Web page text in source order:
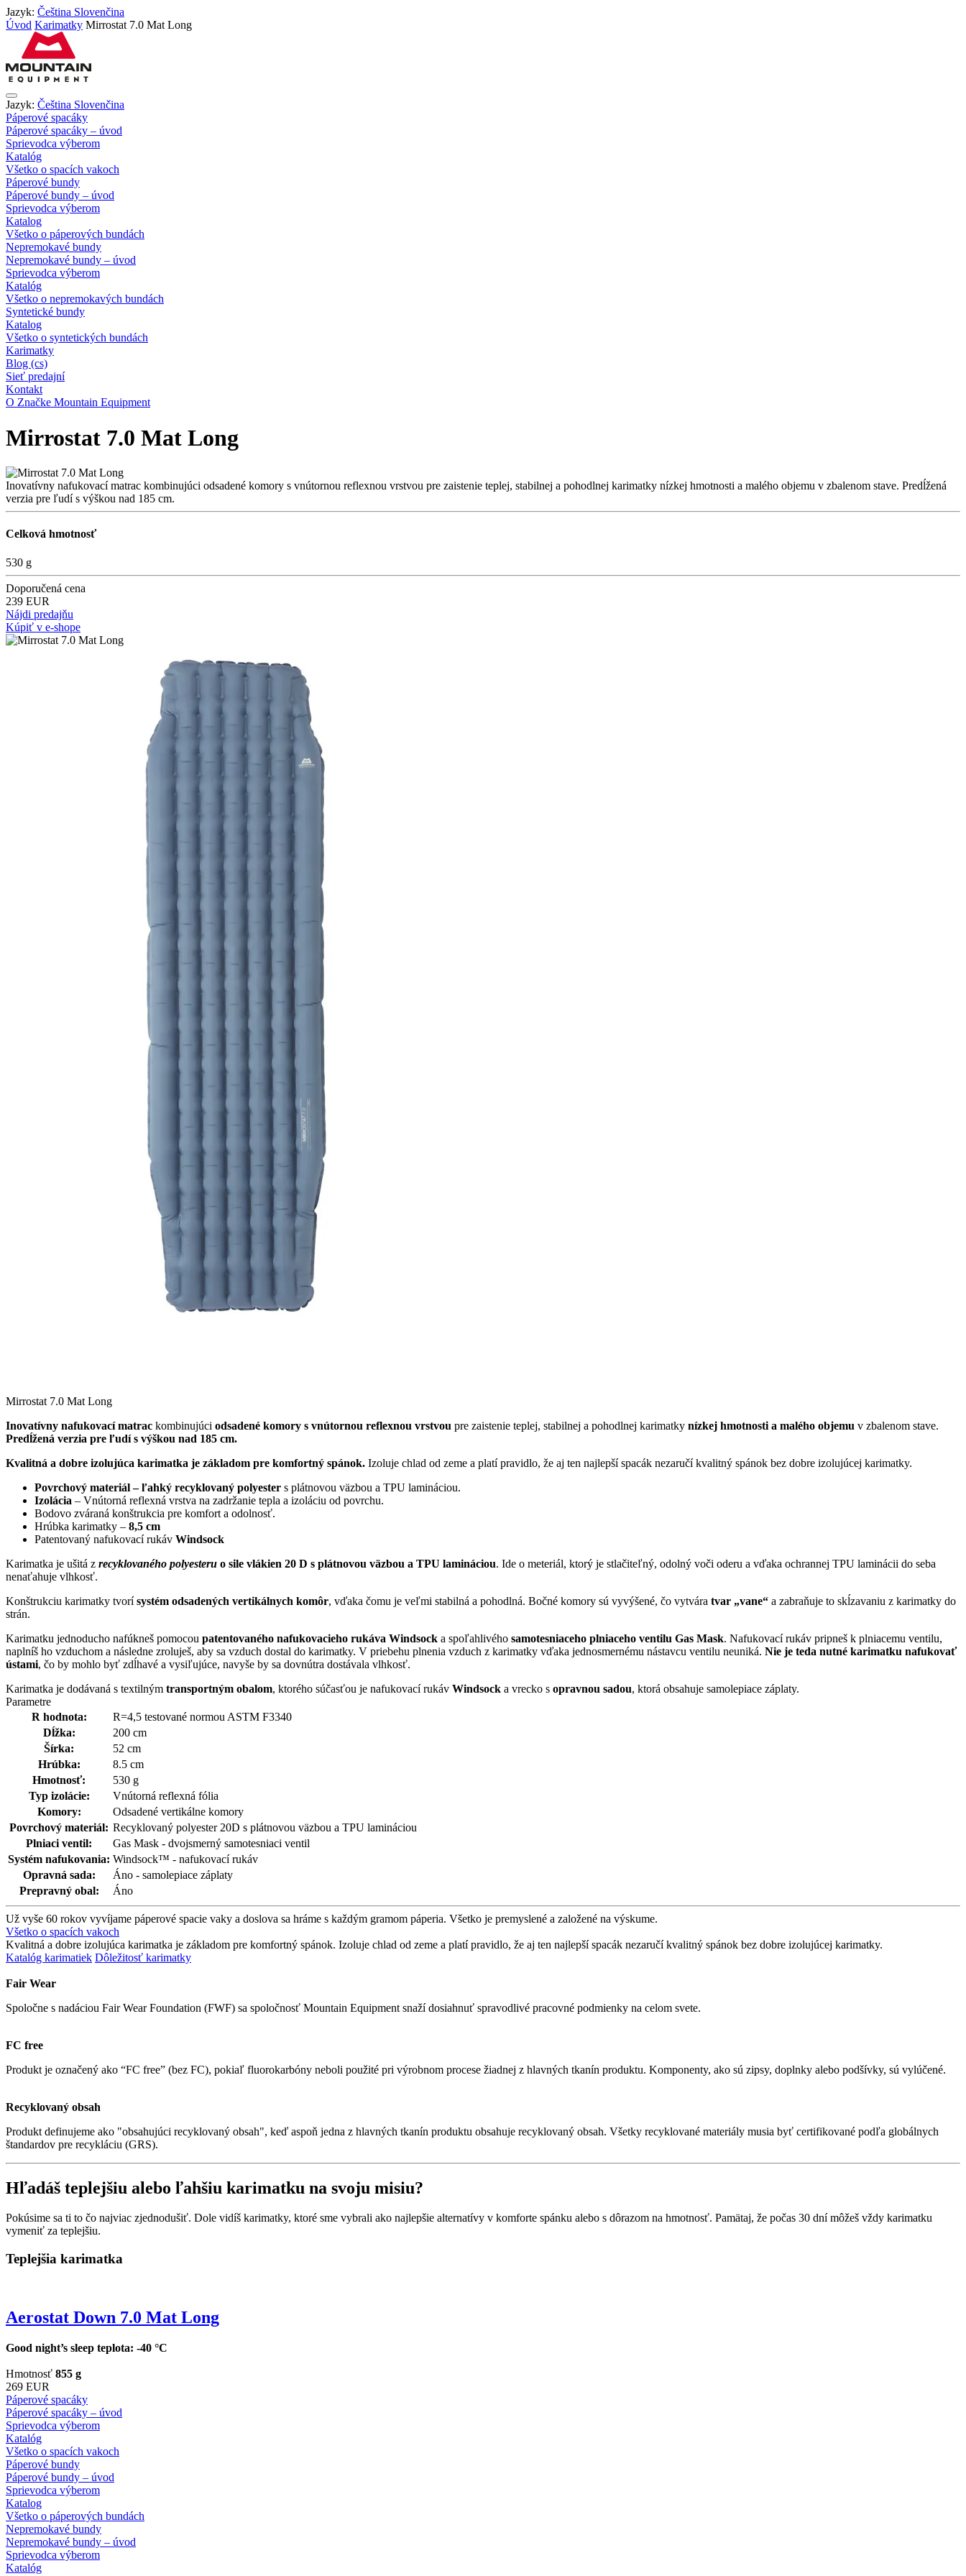
Jazyk: Čeština Slovenčina
Úvod Karimatky Mirrostat 7.0 Mat Long
Jazyk: Čeština Slovenčina
Páperové spacáky
Páperové spacáky – úvod
Sprievodca výberom
Katalóg
Všetko o spacích vakoch
Páperové bundy
Páperové bundy – úvod
Sprievodca výberom
Katalog
Všetko o páperových bundách
Nepremokavé bundy
Nepremokavé bundy – úvod
Sprievodca výberom
Katalóg
Všetko o nepremokavých bundách
Syntetické bundy
Katalog
Všetko o syntetických bundách
Karimatky
Blog (cs)
Sieť predajní
Kontakt
O Značke Mountain Equipment
Mirrostat 7.0 Mat Long
Inovatívny nafukovací matrac kombinujúci odsadené komory s vnútornou reflexnou vrstvou pre zaistenie teplej, stabilnej a pohodlnej karimatky nízkej hmotnosti a malého objemu v zbalenom stave. Predĺžená
verzia pre ľudí s výškou nad 185 cm.
Celková hmotnosť
530 g
Doporučená cena
239 EUR
Nájdi predajňu
Kúpiť v e-shope
Mirrostat 7.0 Mat Long
Inovatívny nafukovací matrac kombinujúci odsadené komory s vnútornou reflexnou vrstvou pre zaistenie teplej, stabilnej a pohodlnej karimatky nízkej hmotnosti a malého objemu v zbalenom stave.
Predĺžená verzia pre ľudí s výškou nad 185 cm.
Kvalitná a dobre izolujúca karimatka je základom pre komfortný spánok. Izoluje chlad od zeme a platí pravidlo, že aj ten najlepší spacák nezaručí kvalitný spánok bez dobre izolujúcej karimatky.
Povrchový materiál – ľahký recyklovaný polyester s plátnovou väzbou a TPU lamináciou.
Izolácia – Vnútorná reflexná vrstva na zadržanie tepla a izoláciu od povrchu.
Bodovo zváraná konštrukcia pre komfort a odolnosť.
Hrúbka karimatky – 8,5 cm
Patentovaný nafukovací rukáv Windsock
Karimatka je ušitá z recyklovaného polyesteru o sile vlákien 20 D s plátnovou väzbou a TPU lamináciou. Ide o meteriál, ktorý je stlačiteľný, odolný voči oderu a vďaka ochrannej TPU laminácii do seba
nenaťahuje vlhkosť.
Konštrukciu karimatky tvorísystém odsadených vertikálnych komôr, vďaka čomu je veľmi stabilná a pohodlná. Bočné komory sú vyvýšené, čo vytvára tvar „vane“ a zabraňuje to skĺzavaniu z karimatky do
strán.
Karimatku jednoducho nafúkneš pomocou patentovaného nafukovacieho rukáva Windsock a spoľahlivého samotesniaceho plniaceho ventilu Gas Mask. Nafukovací rukáv pripneš k plniacemu ventilu,
naplníš ho vzduchom a následne zroluješ, aby sa vzduch dostal do karimatky. V priebehu plnenia vzduch z karimatky vďaka jednosmernému nástavcu ventilu neuniká. Nie je teda nutné karimatku nafukovať
ústami, čo by mohlo byť zdĺhavé a vysiľujúce, navyše by sa dovnútra dostávala vlhkosť.
Karimatka je dodávaná s textilným transportným obalom, ktorého súčasťou je nafukovací rukáv Windsock a vrecko s opravnou sadou, ktorá obsahuje samolepiace záplaty.
Parametre
R hodnota:
R=4,5 testované normou ASTM F3340
Dĺžka:
200 cm
Šírka:
52 cm
Hrúbka:
8.5 cm
Hmotnosť:
530 g
Typ izolácie:
Vnútorná reflexná fólia
Komory:
Odsadené vertikálne komory
Povrchový materiál: Recyklovaný polyester 20D s plátnovou väzbou a TPU lamináciou
Plniaci ventil:
Gas Mask - dvojsmerný samotesniaci ventil
Systém nafukovania: Windsock™ - nafukovací rukáv
Opravná sada:
Áno - samolepiace záplaty
Prepravný obal:
Áno
Už vyše 60 rokov vyvíjame páperové spacie vaky a doslova sa hráme s každým gramom páperia. Všetko je premyslené a založené na výskume.
Všetko o spacích vakoch
Kvalitná a dobre izolujúca karimatka je základom pre komfortný spánok. Izoluje chlad od zeme a platí pravidlo, že aj ten najlepší spacák nezaručí kvalitný spánok bez dobre izolujúcej karimatky.
Katalóg karimatiek Dôležitosť karimatky
Fair Wear
Spoločne s nadáciou Fair Wear Foundation (FWF) sa spoločnosť Mountain Equipment snaží dosiahnuť spravodlivé pracovné podmienky na celom svete.
FC free
Produkt je označený ako “FC free” (bez FC), pokiaľ fluorokarbóny neboli použité pri výrobnom procese žiadnej z hlavných tkanín produktu. Komponenty, ako sú zipsy, doplnky alebo podšívky, sú vylúčené.
Recyklovaný obsah
Produkt definujeme ako "obsahujúci recyklovaný obsah", keď aspoň jedna z hlavných tkanín produktu obsahuje recyklovaný obsah. Všetky recyklované materiály musia byť certifikované podľa globálnych
štandardov pre recykláciu (GRS).
Hľadáš teplejšiu alebo ľahšiu karimatku na svoju misiu?
Pokúsime sa ti to čo najviac zjednodušiť. Dole vidíš karimatky, ktoré sme vybrali ako najlepšie alternatívy v komforte spánku alebo s dôrazom na hmotnosť. Pamätaj, že počas 30 dní môžeš vždy karimatku
vymeniť za teplejšiu.
Teplejšia karimatka
Aerostat Down 7.0 Mat Long
Good night’s sleep teplota: -40 °C
Hmotnosť 855 g
269 EUR
Páperové spacáky
Páperové spacáky – úvod
Sprievodca výberom
Katalóg
Všetko o spacích vakoch
Páperové bundy
Páperové bundy – úvod
Sprievodca výberom
Katalog
Všetko o páperových bundách
Nepremokavé bundy
Nepremokavé bundy – úvod
Sprievodca výberom
Katalóg